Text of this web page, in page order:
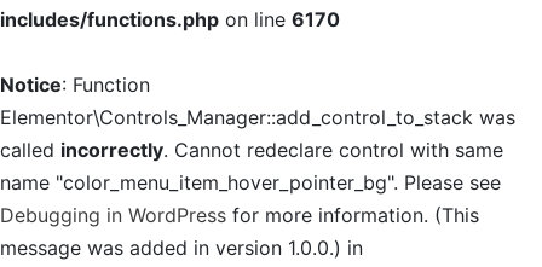
includes/functions.php on line 6170
Notice: Function
Elementor\Controls_Manager::add_control_to_stack was
called incorrectly. Cannot redeclare control with same
name "color_menu_item_hover_pointer_bg". Please see
Debugging in WordPress for more information. (This
message was added in version 1.0.0.) in